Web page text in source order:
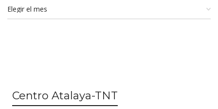
Centro Atalaya-TNT